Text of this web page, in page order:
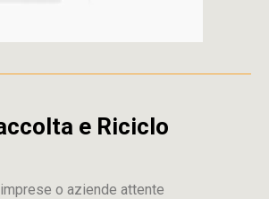
e Riciclo
o aziende attente